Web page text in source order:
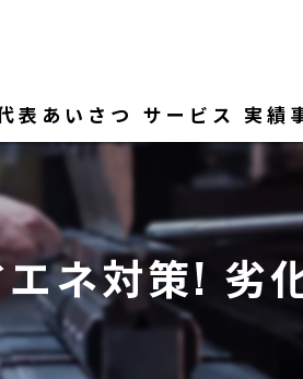
表あいさつ サービス 実績
ネ対策! 劣